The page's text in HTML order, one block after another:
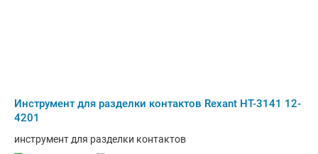
Инструмент для разделки контактов Rexant HT-3141 12-
4201
инструмент для разделки контактов